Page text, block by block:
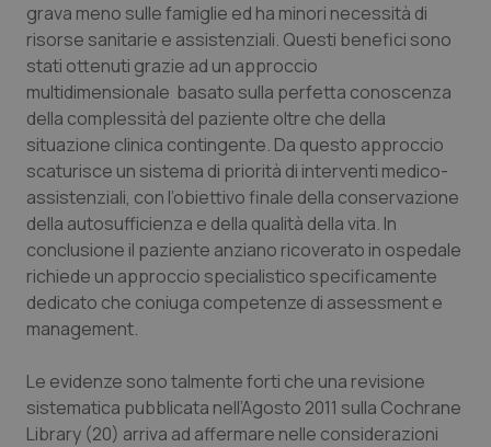
grava meno sulle famiglie ed ha minori necessità di
risorse sanitarie e assistenziali. Questi benefici sono
stati ottenuti grazie ad un approccio
multidimensionale basato sulla perfetta conoscenza
della complessità del paziente oltre che della
situazione clinica contingente. Da questo approccio
scaturisce un sistema di priorità di interventi medico-
assistenziali, con l’obiettivo finale della conservazione
della autosufficienza e della qualità della vita. In
conclusione il paziente anziano ricoverato in ospedale
richiede un approccio specialistico specificamente
dedicato che coniuga competenze di assessment e
management.
Le evidenze sono talmente forti che una revisione
sistematica pubblicata nell’Agosto 2011 sulla Cochrane
Library (20) arriva ad affermare nelle considerazioni